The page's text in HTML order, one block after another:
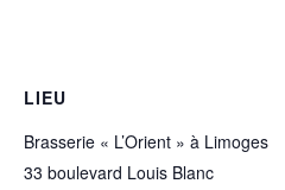
LIEU
Brasserie « L’Orient » à Limoges
33 boulevard Louis Blanc